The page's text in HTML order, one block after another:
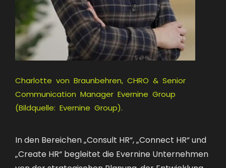
Charlotte von Braunbehren, CHRO & Senior
Communication Manager Evernine Group
(Bildquelle: Evernine Group).
In den Bereichen „Consult HR“, „Connect HR“ und
„Create HR“ begleitet die Evernine Unternehmen